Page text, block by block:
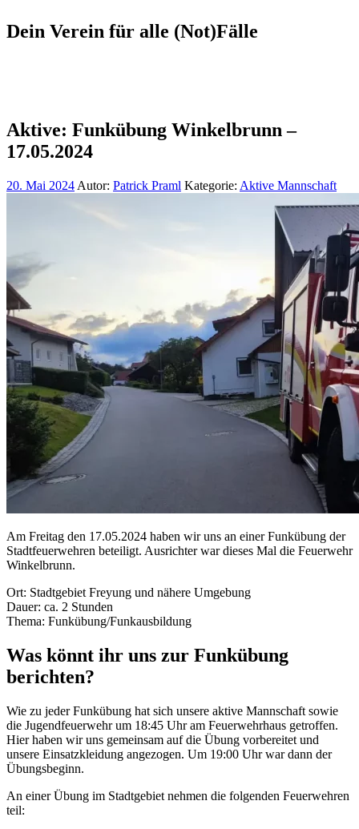
Dein Verein für alle (Not)Fälle
Aktive: Funkübung Winkelbrunn –
17.05.2024
20. Mai 2024 Autor: Patrick Praml Kategorie: Aktive Mannschaft
Am Freitag den 17.05.2024 haben wir uns an einer Funkübung der
Stadtfeuerwehren beteiligt. Ausrichter war dieses Mal die Feuerwehr
Winkelbrunn.
Ort: Stadtgebiet Freyung und nähere Umgebung
Dauer: ca. 2 Stunden
Thema: Funkübung/Funkausbildung
Was könnt ihr uns zur Funkübung
berichten?
Wie zu jeder Funkübung hat sich unsere aktive Mannschaft sowie
die Jugendfeuerwehr um 18:45 Uhr am Feuerwehrhaus getroffen.
Hier haben wir uns gemeinsam auf die Übung vorbereitet und
unsere Einsatzkleidung angezogen. Um 19:00 Uhr war dann der
Übungsbeginn.
An einer Übung im Stadtgebiet nehmen die folgenden Feuerwehren
teil: